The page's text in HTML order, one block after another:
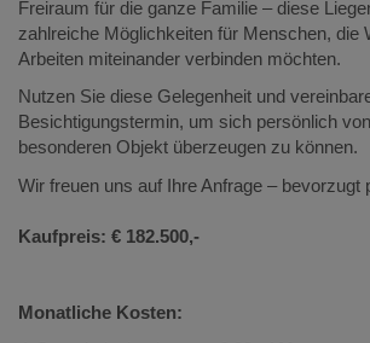
Freiraum für die ganze Familie – diese
zahlreiche Möglichkeiten für Menschen, die
Arbeiten miteinander verbinden möchten.
Nutzen Sie diese Gelegenheit und
Besichtigungstermin, um sich persönlich
besonderen Objekt überzeugen zu können.
Wir freuen uns auf Ihre Anfrage – bevorzugt
Kaufpreis: € 182.500,-
Monatliche Kosten: